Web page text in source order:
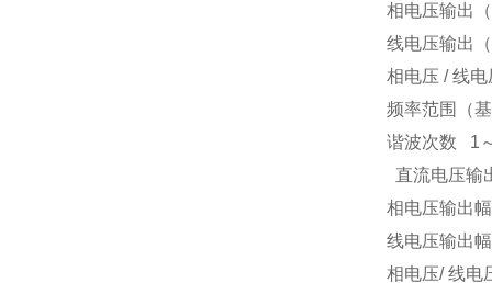
相电压输出
线电压输出
相电压 /线电
频率范围（
谐波次数 1
直流电压输
相电压输出
线电压输出
相电压/线电